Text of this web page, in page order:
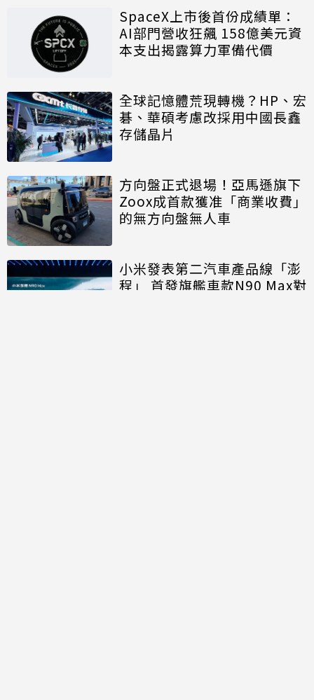
SpaceX上市後首份成績單：
AI部門營收狂飆 158億美元資
本支出揭露算力軍備代價
全球記憶體荒現轉機？HP、宏
碁、華碩考慮改採用中國長鑫
存儲晶片
方向盤正式退場！亞馬遜旗下
Zoox成首款獲准「商業收費」
的無方向盤無人車
小米發表第二汽車產品線「澎
程」 首發旗艦車款N90 Max對